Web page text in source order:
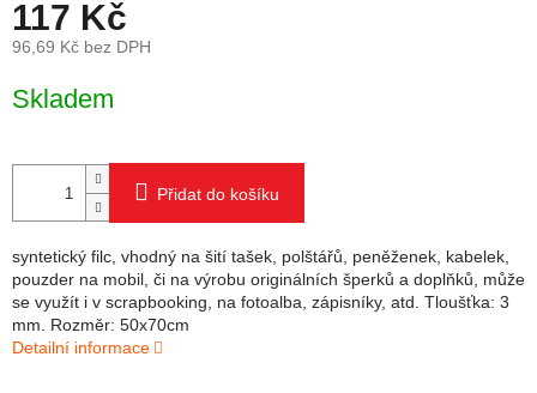
117 Kč
96,69 Kč bez DPH
Skladem
Přidat do košíku
syntetický filc, vhodný na šití tašek, polštářů, peněženek, kabelek,
pouzder na mobil, či na výrobu originálních šperků a doplňků, může
se využít i v scrapbooking, na fotoalba, zápisníky, atd. Tloušťka: 3
mm. Rozměr: 50x70cm
Detailní informace